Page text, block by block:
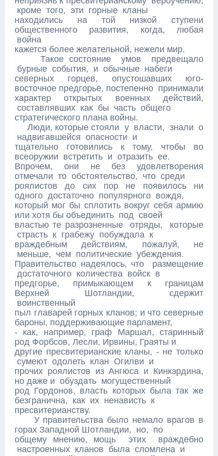
кроме того, эти горные кланы
находились на той низкой ступени
общественного развития, когда, любая
война
кажется более желательной, нежели мир.
Такое состояние умов предвещало
бурные события, и обычные набеги
северных горцев, опустошавших юго-
восточное предгорье, постепенно принимали
характер открытых военных действий,
составлявших как бы часть общего
стратегического плана войны.
Люди, которые стояли у власти, знали о
надвигавшейся опасности и
тщательно готовились к тому, чтобы во
всеоружии встретить и отразить ее.
Впрочем, они не без удовлетворения
отмечали то обстоятельство, что среди
роялистов до сих пор не появилось ни
одного достаточно популярного вождя,
который мог бы сплотить вокруг себя армию
или хотя бы объединить под своей
властью те разрозненные отряды, которые
страсть к грабежу побуждала к
враждебным действиям, пожалуй, не
меньше, чем политические убеждения.
Правительство надеялось, что размещение
достаточного количества войск в
предгорье, примыкающем к границам
Верхней Шотландии, сдержит
воинственный
пыл главарей горных кланов; и что северные
бароны, поддерживающие парламент,
- как, например, граф Маршал, старинный
род Форбсов, Лесли, Ирвины, Граяты и
другие пресвитерианские кланы, - не только
сумеют одолеть клан Огилви и
прочих роялистов из Ангюса и Кинкэрдина,
но даже и обуздать могущественный
род Гордонов, власть которых была так же
безгранична, как их ненависть к
пресвитерианству.
У правительства было немало врагов в
горах Западной Шотландии, но, по
общему мнению, мощь этих враждебно
настроенных кланов была сломлена и